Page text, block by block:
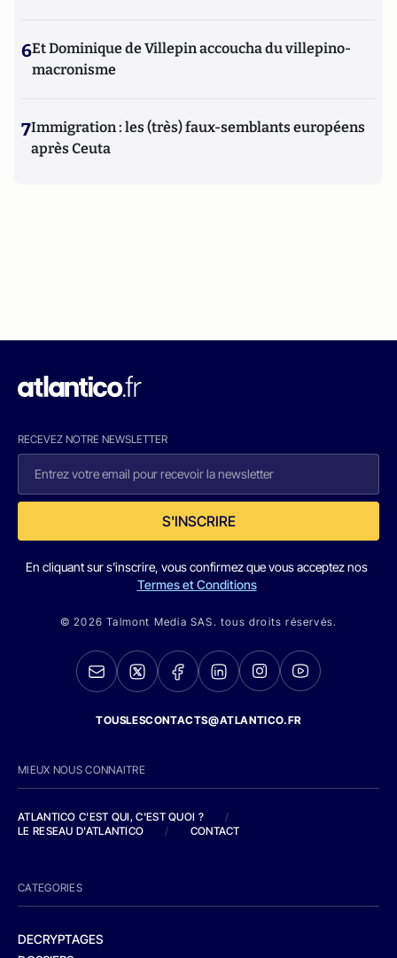
6Et Dominique de Villepin accoucha du villepino-
macronisme
7Immigration : les (très) faux-semblants européens
après Ceuta
RECEVEZ NOTRE NEWSLETTER
S'INSCRIRE
En cliquant sur s'inscrire, vous confirmez que vous acceptez nos
Termes et Conditions
© 2026 Talmont Media SAS. tous droits réservés.
TOUSLESCONTACTS@ATLANTICO.FR
MIEUX NOUS CONNAITRE
ATLANTICO C'EST QUI, C'EST QUOI ?
/
LE RESEAU D'ATLANTICO
/ CONTACT
CATEGORIES
DECRYPTAGES